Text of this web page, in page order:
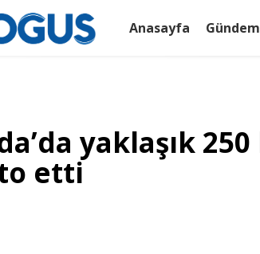
Anasayfa Gündem
yaklaşık
etti